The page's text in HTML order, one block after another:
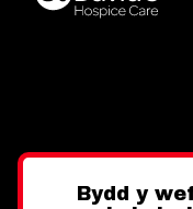
Bydd y